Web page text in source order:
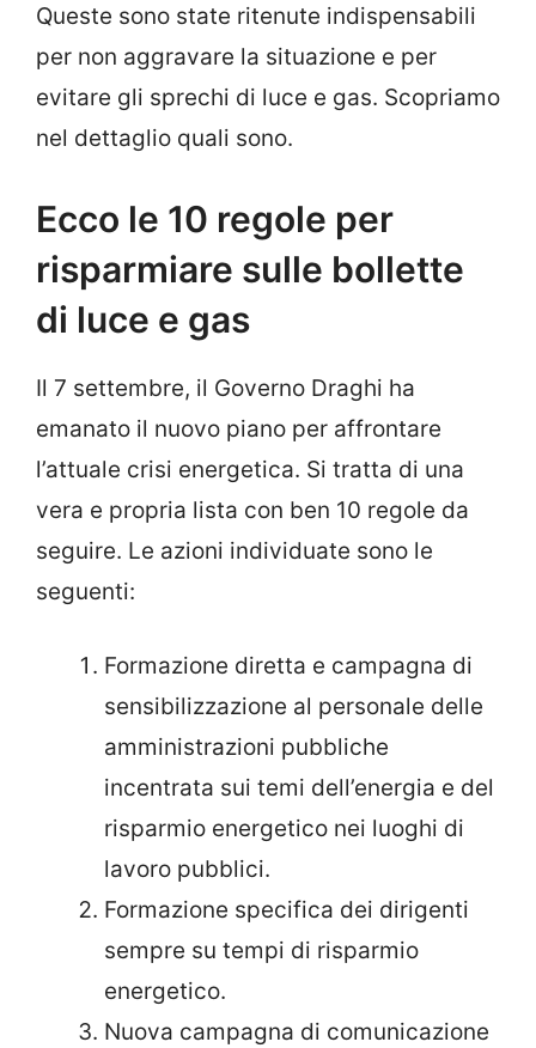
Queste sono state ritenute indispensabili
per non aggravare la situazione e per
evitare gli sprechi di luce e gas. Scopriamo
nel dettaglio quali sono.
Ecco le 10 regole per
risparmiare sulle bollette
di luce e gas
Il 7 settembre, il Governo Draghi ha
emanato il nuovo piano per affrontare
l’attuale crisi energetica. Si tratta di una
vera e propria lista con ben 10 regole da
seguire. Le azioni individuate sono le
seguenti:
Formazione diretta e campagna di
sensibilizzazione al personale delle
amministrazioni pubbliche
incentrata sui temi dell’energia e del
risparmio energetico nei luoghi di
lavoro pubblici.
Formazione specifica dei dirigenti
sempre su tempi di risparmio
energetico.
Nuova campagna di comunicazione